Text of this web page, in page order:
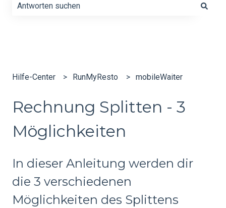
Hilfe-Center RunMyResto mobileWaiter
Rechnung Splitten - 3
Möglichkeiten
In dieser Anleitung werden dir
die 3 verschiedenen
Möglichkeiten des Splittens